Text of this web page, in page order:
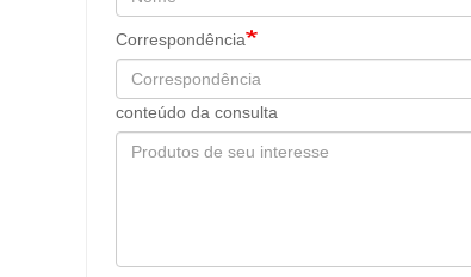
Correspondência
conteúdo da consulta